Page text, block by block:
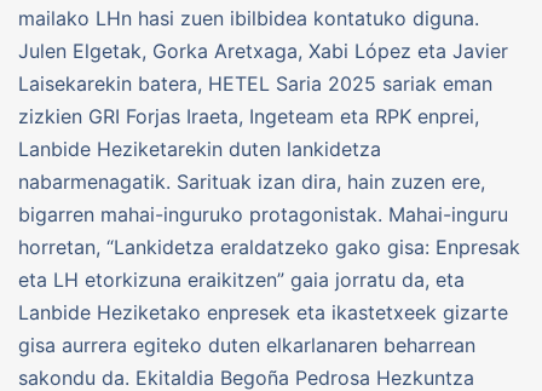
mailako LHn hasi zuen ibilbidea kontatuko diguna.
Julen Elgetak, Gorka Aretxaga, Xabi López eta Javier
Laisekarekin batera, HETEL Saria 2025 sariak eman
zizkien GRI Forjas Iraeta, Ingeteam eta RPK enprei,
Lanbide Heziketarekin duten lankidetza
nabarmenagatik. Sarituak izan dira, hain zuzen ere,
bigarren mahai-inguruko protagonistak. Mahai-inguru
horretan, “Lankidetza eraldatzeko gako gisa: Enpresak
eta LH etorkizuna eraikitzen” gaia jorratu da, eta
Lanbide Heziketako enpresek eta ikastetxeek gizarte
gisa aurrera egiteko duten elkarlanaren beharrean
sakondu da. Ekitaldia Begoña Pedrosa Hezkuntza